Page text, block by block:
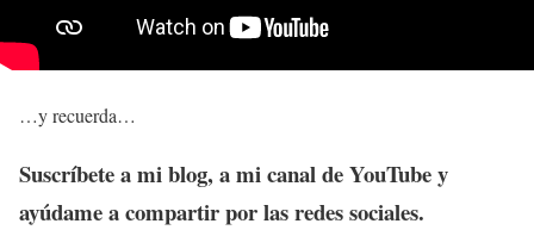
…y recuerda…
Suscríbetea mi blog, a mi canal de YouTube y
ayúdame a compartir por las redes sociales.